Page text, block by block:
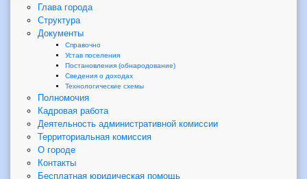
Глава города
Структура
Документы
Справочно
Устав поселения
Постановления (обнародование)
Сведения о доходах
Технологические схемы
Полномочия
Кадровая работа
Деятельность административной комиссии
Территориальная комиссия
О городе
Контакты
Бесплатная юридическая помощь